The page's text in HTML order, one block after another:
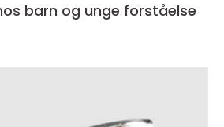
og unge forståelse